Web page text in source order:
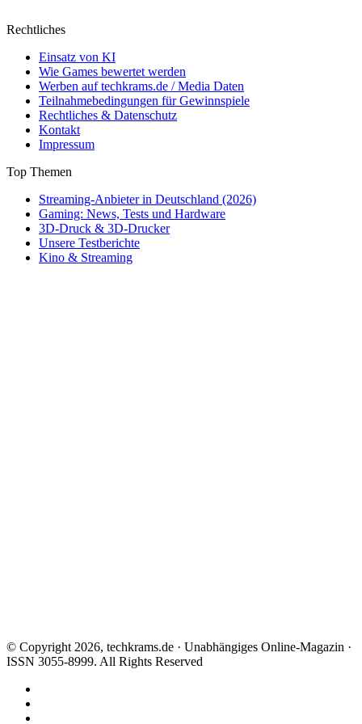
Rechtliches
Einsatz von KI
Wie Games bewertet werden
Werben auf techkrams.de / Media Daten
Teilnahmebedingungen für Gewinnspiele
Rechtliches & Datenschutz
Kontakt
Impressum
Top Themen
Streaming-Anbieter in Deutschland (2026)
Gaming: News, Tests und Hardware
3D-Druck & 3D-Drucker
Unsere Testberichte
Kino & Streaming
© Copyright 2026, techkrams.de · Unabhängiges Online-Magazin ·
ISSN 3055-8999. All Rights Reserved